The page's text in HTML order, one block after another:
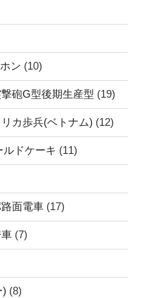
ン (10)
砲G型後期生産型 (19)
カ歩兵(ベトナム) (12)
ドケーキ (11)
面電車 (17)
(7)
) (8)